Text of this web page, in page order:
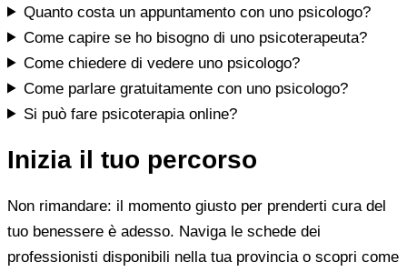
Quanto costa un appuntamento con uno psicologo?
Come capire se ho bisogno di uno psicoterapeuta?
Come chiedere di vedere uno psicologo?
Come parlare gratuitamente con uno psicologo?
Si può fare psicoterapia online?
Inizia il tuo percorso
Non rimandare: il momento giusto per prenderti cura del
tuo benessere è adesso. Naviga le schede dei
professionisti disponibili nella tua provincia o scopri come